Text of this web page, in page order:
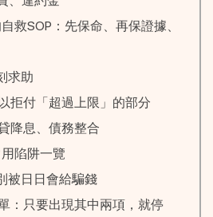
救SOP：先保命、再保證據、
求助
拒付「超過上限」的部分
降息、債務整合
陷阱一覽
被日日會給騙錢
：只要出現其中兩項，就停